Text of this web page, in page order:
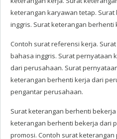
keterangan karyawan tetap.
inggris. Surat keterangan berhenti
Contoh surat referensi kerja.
bahasa inggris. Surat pernyataan
dari perusahaan. Surat
keterangan berhenti kerja dari
pengantar perusahaan.
Surat keterangan berhenti
keterangan berhenti bekerja dari
promosi. Contoh surat keterangan